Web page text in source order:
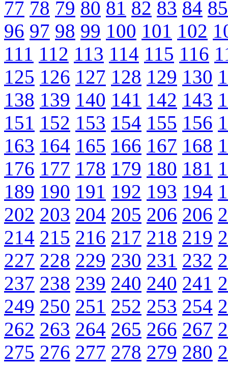
77 78 79 80 81 82 83 84 85
96 97 98 99 100 101 102
111 112 113 114 115 116
125 126 127 128 129 130
138 139 140 141 142 143
151 152 153 154 155 156
163 164 165 166 167 168
176 177 178 179 180 181
189 190 191 192 193 194
202 203 204 205 206 206
214 215 216 217 218 219
227 228 229 230 231 232
237 238 239 240 240 241
249 250 251 252 253 254
262 263 264 265 266 267
275 276 277 278 279 280